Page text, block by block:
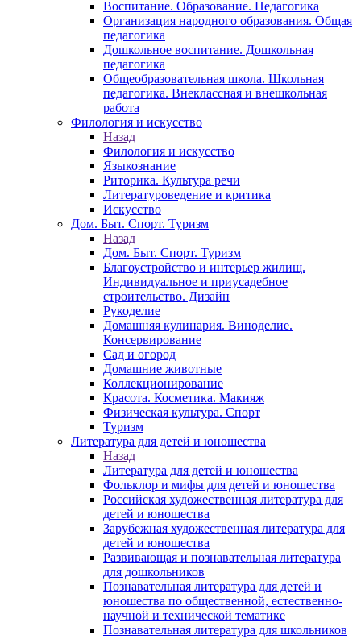
Воспитание. Образование. Педагогика
Организация народного образования. Общая
педагогика
Дошкольное воспитание. Дошкольная
педагогика
Общеобразовательная школа. Школьная
педагогика. Внеклассная и внешкольная
работа
Филология и искусство
Назад
Филология и искусство
Языкознание
Риторика. Культура речи
Литературоведение и критика
Искусство
Дом. Быт. Спорт. Туризм
Назад
Дом. Быт. Спорт. Туризм
Благоустройство и интерьер жилищ.
Индивидуальное и приусадебное
строительство. Дизайн
Рукоделие
Домашняя кулинария. Виноделие.
Консервирование
Сад и огород
Домашние животные
Коллекционирование
Красота. Косметика. Макияж
Физическая культура. Спорт
Туризм
Литература для детей и юношества
Назад
Литература для детей и юношества
Фольклор и мифы для детей и юношества
Российская художественная литература для
детей и юношества
Зарубежная художественная литература для
детей и юношества
Развивающая и познавательная литература
для дошкольников
Познавательная литература для детей и
юношества по общественной, естественно-
научной и технической тематике
Познавательная литература для школьников